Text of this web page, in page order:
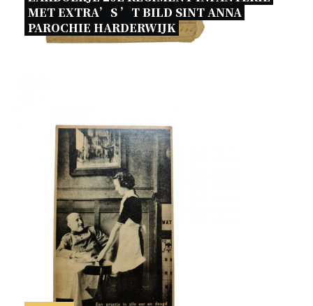
MET EXTRA’S ’T BILD SINT ANNA
PAROCHIE HARDERWIJK